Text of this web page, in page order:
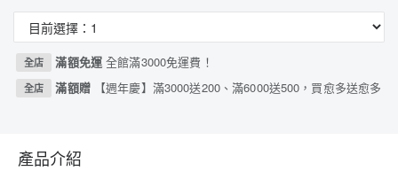
全店 滿額免運全館滿3000免運費！
全店 滿額贈 【週年慶】滿3000送200、滿6000送500，買愈多送愈多
產品介紹